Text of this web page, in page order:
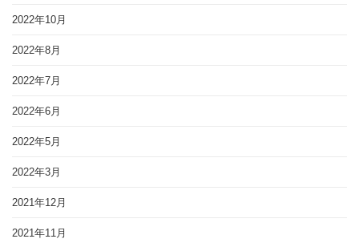
2022年10月
2022年8月
2022年7月
2022年6月
2022年5月
2022年3月
2021年12月
2021年11月